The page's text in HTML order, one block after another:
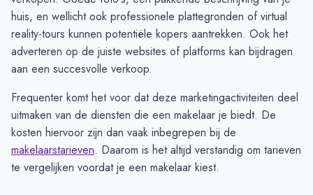
huis, en wellicht ook professionele plattegronden of virtual
reality-tours kunnen potentiële kopers aantrekken. Ook het
adverteren op de juiste websites of platforms kan bijdragen
aan een succesvolle verkoop.
Frequenter komt het voor dat deze marketingactiviteiten deel
uitmaken van de diensten die een makelaar je biedt. De
kosten hiervoor zijn dan vaak inbegrepen bij de
makelaarstarieven. Daarom is het altijd verstandig om tarieven
te vergelijken voordat je een makelaar kiest.